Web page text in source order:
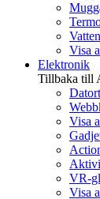
Visa
Elektronik
Tillbaka till
Visa
VR-
Visa